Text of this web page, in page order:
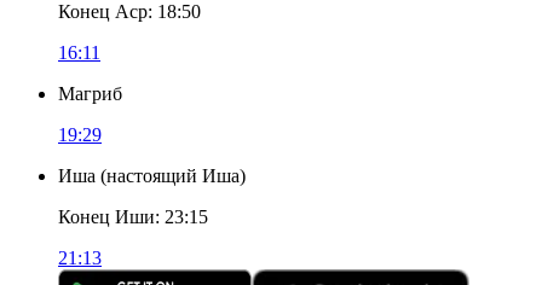
Конец Аср: 18:50
16:11
Магриб
19:29
Иша (настоящий Иша)
Конец Иши: 23:15
21:13